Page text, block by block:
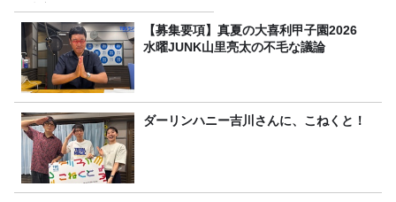
決定！
【募集要項】真夏の大喜利甲子園2026
水曜JUNK山里亮太の不毛な議論
ダーリンハニー吉川さんに、こねくと！